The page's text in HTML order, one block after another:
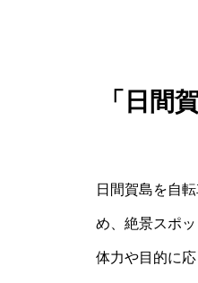
「日間
日間賀島を自
め、絶景スポ
体力や目的に